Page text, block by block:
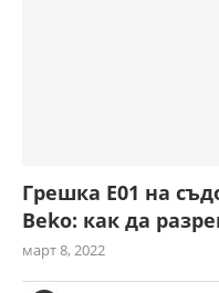
Грешка E01 на
Beko: как да
март 8, 2022